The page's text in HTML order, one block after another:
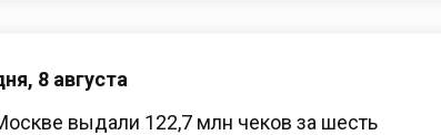
8 августа
выдали 122,7 млн чеков за шесть